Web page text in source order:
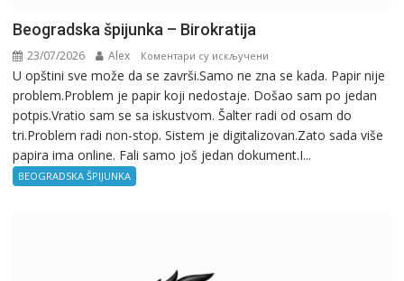
Beogradska špijunka – Birokratija
23/07/2026 Alex Коментари су искључени
Beogradska
špijunka
–
Birokratija
U opštini sve može da se završi.Samo ne zna se kada. Papir nije
problem.Problem je papir koji nedostaje. Došao sam po jedan
potpis.Vratio sam se sa iskustvom. Šalter radi od osam do
tri.Problem radi non-stop. Sistem je digitalizovan.Zato sada više
papira ima online. Fali samo još jedan dokument.I...
BEOGRADSKA ŠPIJUNKA